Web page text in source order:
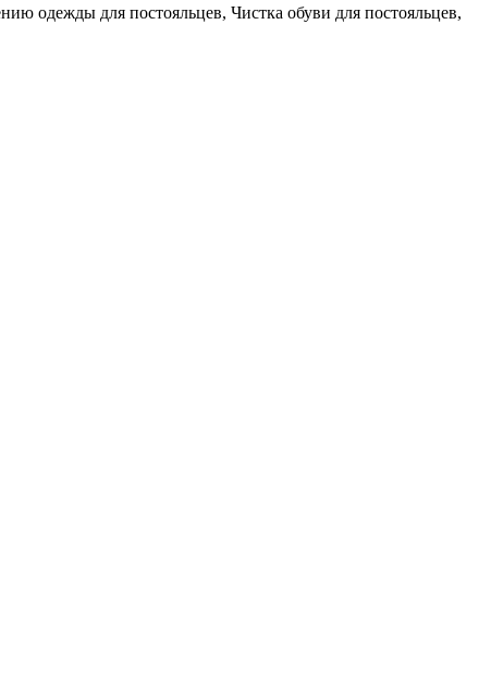
одежды для постояльцев, Чистка обуви для постояльцев,